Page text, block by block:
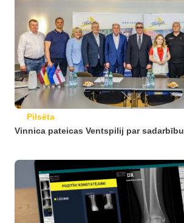
Pilsēta
Vinnica pateicas Ventspilij par sadarbību